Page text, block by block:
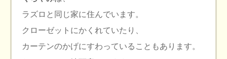
ラズロと同じ家に住んでいます。
クローゼットにかくれていたり、
カーテンのかげにすわっていることもあります。